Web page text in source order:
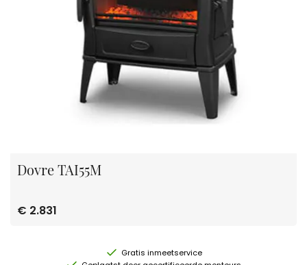
Dovre TAI55M
€ 2.831
Gratis inmeetservice